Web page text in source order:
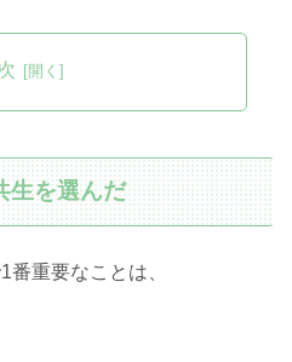
生を選んだ
番重要なことは、